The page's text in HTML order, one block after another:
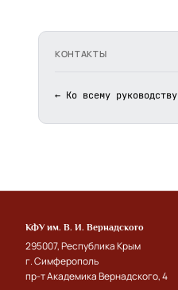
КОНТАКТЫ
← Ко всему руководству
КФУ им. В. И. Вернадского
295007, Республика Крым
г. Симферополь
пр-т Академика Вернадского, 4